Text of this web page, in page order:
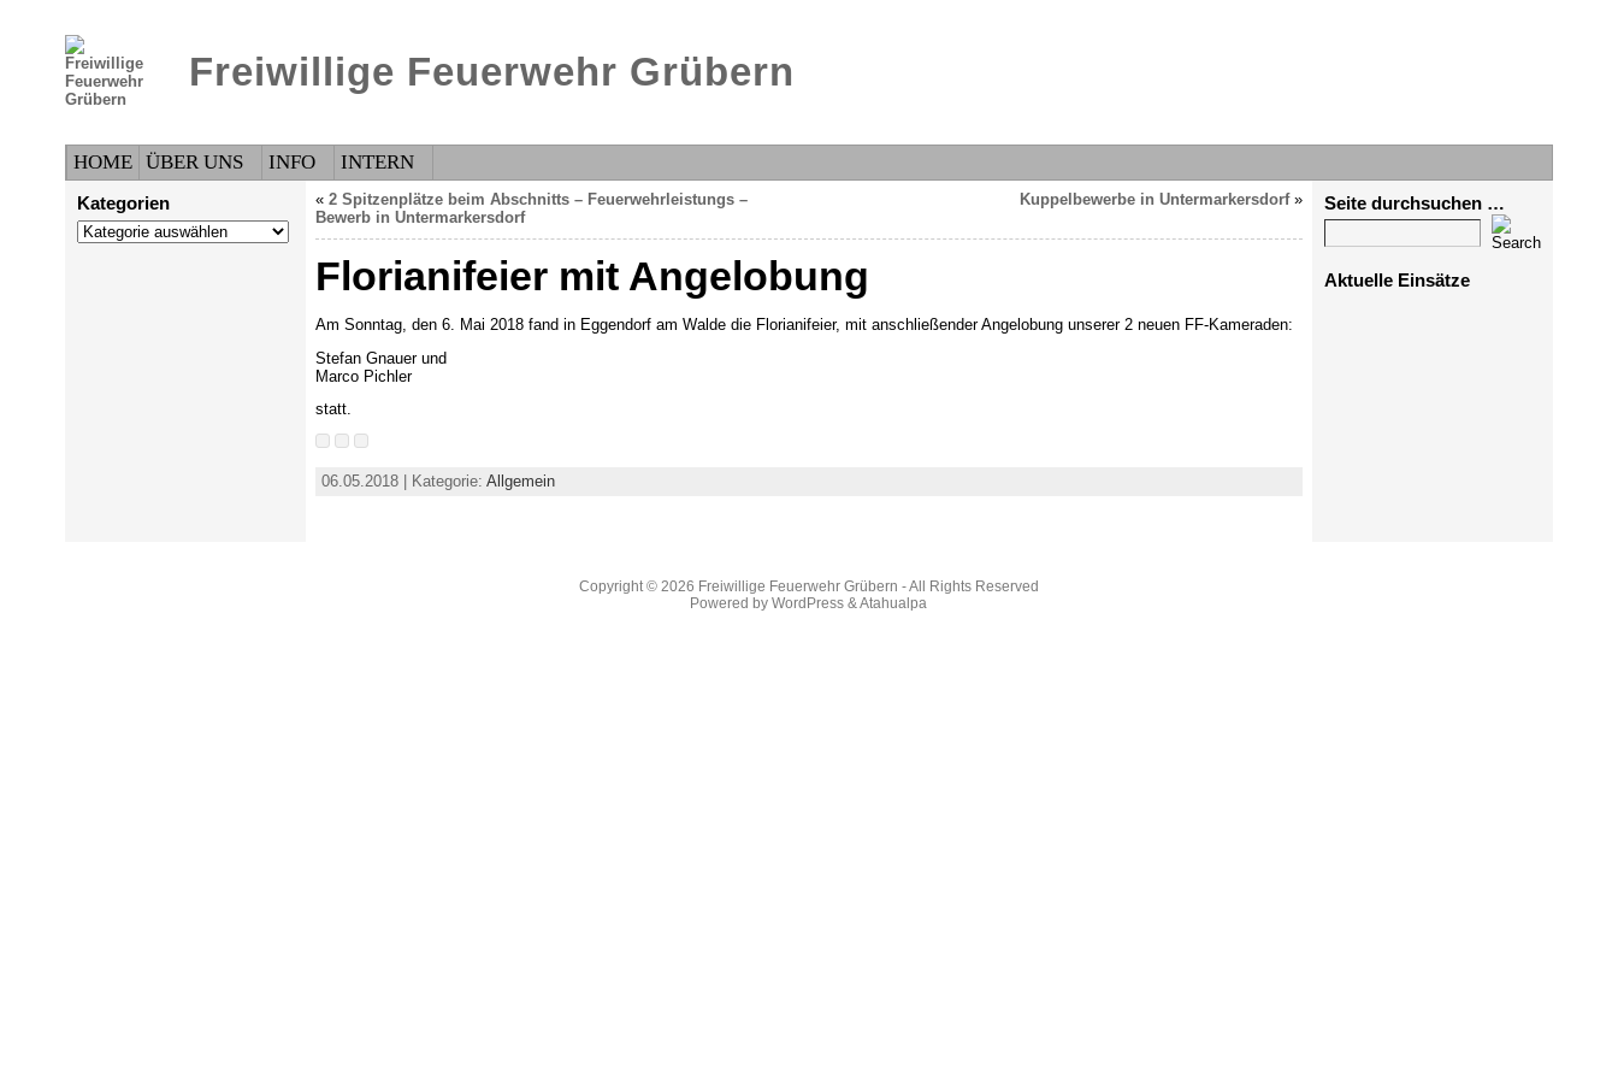
Freiwillige Feuerwehr Grübern
HOME ÜBER UNS INFO INTERN
Kategorien
Kategorien
« 2 Spitzenplätze beim Abschnitts – Feuerwehrleistungs –
Bewerb in Untermarkersdorf
Kuppelbewerbe in Untermarkersdorf»
Florianifeier mit Angelobung
Am Sonntag, den 6. Mai 2018 fand in Eggendorf am Walde die Florianifeier, mit anschließender Angelobung unserer 2 neuen FF-Kameraden:
Stefan Gnauer und
Marco Pichler
statt.
06.05.2018 | Kategorie: Allgemein
Seite durchsuchen …
Aktuelle Einsätze
Copyright © 2026 Freiwillige Feuerwehr Grübern - All Rights Reserved
Powered byWordPress &Atahualpa